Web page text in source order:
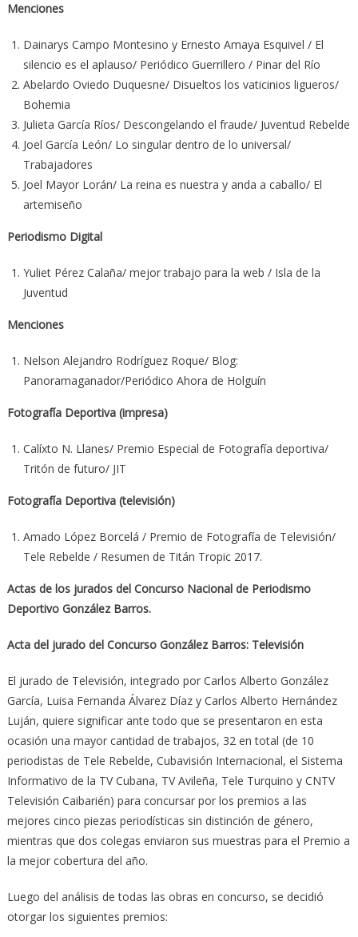
Menciones
Dainarys Campo Montesino y Ernesto Amaya Esquivel / El
silencio es el aplauso/ Periódico Guerrillero / Pinar del Río
Abelardo Oviedo Duquesne/ Disueltos los vaticinios ligueros/
Bohemia
Julieta García Ríos/ Descongelando el fraude/ Juventud Rebelde
Joel García León/ Lo singular dentro de lo universal/
Trabajadores
Joel Mayor Lorán/ La reina es nuestra y anda a caballo/ El
artemiseño
Periodismo Digital
Yuliet Pérez Calaña/ mejor trabajo para la web / Isla de la
Juventud
Menciones
Nelson Alejandro Rodríguez Roque/ Blog:
Panoramaganador/Periódico Ahora de Holguín
Fotografía Deportiva (impresa)
Calíxto N. Llanes/ Premio Especial de Fotografía deportiva/
Tritón de futuro/ JIT
Fotografía Deportiva (televisión)
Amado López Borcelá / Premio de Fotografía de Televisión/
Tele Rebelde / Resumen de Titán Tropic 2017.
Actas de los jurados del Concurso Nacional de Periodismo
Deportivo González Barros.
Acta del jurado del Concurso González Barros: Televisión
El jurado de Televisión, integrado por Carlos Alberto González
García, Luisa Fernanda Álvarez Díaz y Carlos Alberto Hernández
Luján, quiere significar ante todo que se presentaron en esta
ocasión una mayor cantidad de trabajos, 32 en total (de 10
periodistas de Tele Rebelde, Cubavisión Internacional, el Sistema
Informativo de la TV Cubana, TV Avileña, Tele Turquino y CNTV
Televisión Caibarién) para concursar por los premios a las
mejores cinco piezas periodísticas sin distinción de género,
mientras que dos colegas enviaron sus muestras para el Premio a
la mejor cobertura del año.
Luego del análisis de todas las obras en concurso, se decidió
otorgar los siguientes premios: